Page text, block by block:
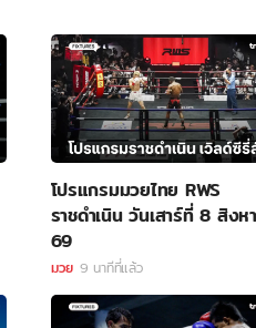
โปรแกรมมวยไทย RWS
ราชดำเนิน วันเสาร์ที่ 8 สิงห
69
มวย 9 นาทีที่แล้ว